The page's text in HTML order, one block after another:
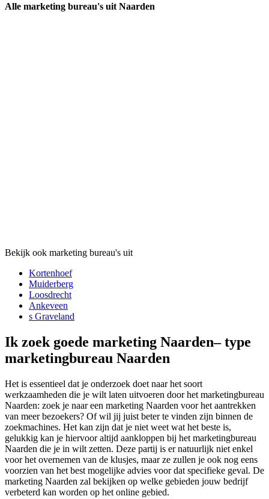
Alle marketing bureau's uit Naarden
Bekijk ook marketing bureau's uit
Kortenhoef
Muiderberg
Loosdrecht
Ankeveen
s Graveland
Ik zoek goede marketing Naarden– type
marketingbureau Naarden
Het is essentieel dat je onderzoek doet naar het soort
werkzaamheden die je wilt laten uitvoeren door het marketingbureau
Naarden: zoek je naar een marketing Naarden voor het aantrekken
van meer bezoekers? Of wil jij juist beter te vinden zijn binnen de
zoekmachines. Het kan zijn dat je niet weet wat het beste is,
gelukkig kan je hiervoor altijd aankloppen bij het marketingbureau
Naarden die je in wilt zetten. Deze partij is er natuurlijk niet enkel
voor het overnemen van de klusjes, maar ze zullen je ook nog eens
voorzien van het best mogelijke advies voor dat specifieke geval. De
marketing Naarden zal bekijken op welke gebieden jouw bedrijf
verbeterd kan worden op het online gebied.